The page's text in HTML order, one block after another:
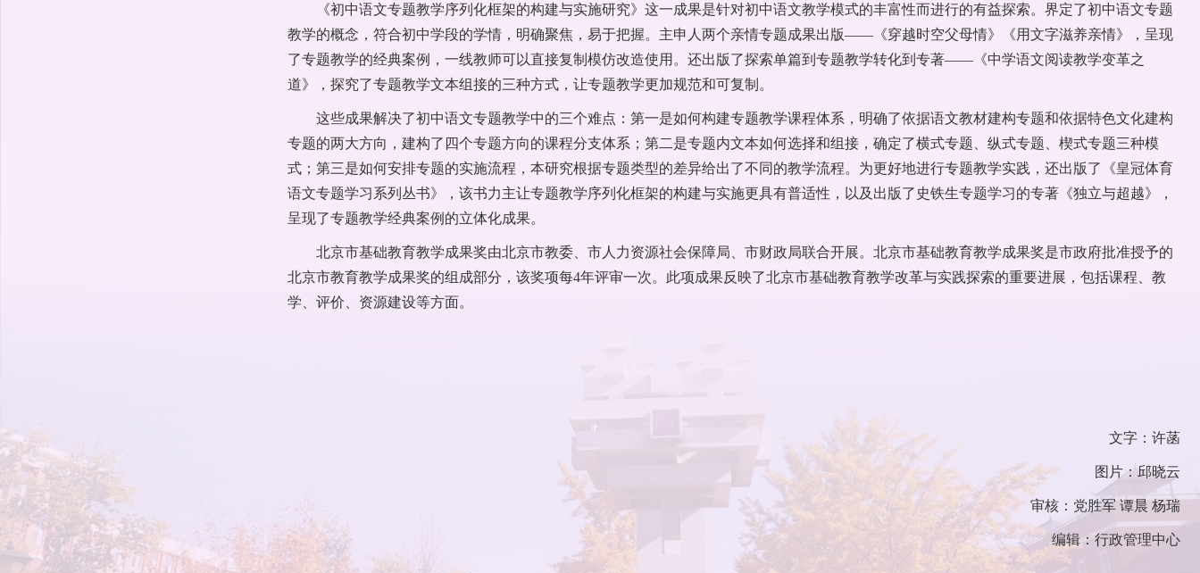
《初中语文专题教学序列化框架的构建与实施研究》这一成果是针对初中语文教学模式的丰富性而进行的有益探索。界定了初中语文专题
教学的概念，符合初中学段的学情，明确聚焦，易于把握。主申人两个亲情专题成果出版——《穿越时空父母情》《用文字滋养亲情》，呈现
了专题教学的经典案例，一线教师可以直接复制模仿改造使用。还出版了探索单篇到专题教学转化到专著——《中学语文阅读教学变革之
道》，探究了专题教学文本组接的三种方式，让专题教学更加规范和可复制。
这些成果解决了初中语文专题教学中的三个难点：第一是如何构建专题教学课程体系，明确了依据语文教材建构专题和依据特色文化建构
专题的两大方向，建构了四个专题方向的课程分支体系；第二是专题内文本如何选择和组接，确定了横式专题、纵式专题、楔式专题三种模
式；第三是如何安排专题的实施流程，本研究根据专题类型的差异给出了不同的教学流程。为更好地进行专题教学实践，还出版了《皇冠体育
语文专题学习系列丛书》，该书力主让专题教学序列化框架的构建与实施更具有普适性，以及出版了史铁生专题学习的专著《独立与超越》，
呈现了专题教学经典案例的立体化成果。
北京市基础教育教学成果奖由北京市教委、市人力资源社会保障局、市财政局联合开展。北京市基础教育教学成果奖是市政府批准授予的
北京市教育教学成果奖的组成部分，该奖项每4年评审一次。此项成果反映了北京市基础教育教学改革与实践探索的重要进展，包括课程、教
学、评价、资源建设等方面。
文字：许菡
图片：邱晓云
审核：党胜军 谭晨 杨瑞
编辑：行政管理中心